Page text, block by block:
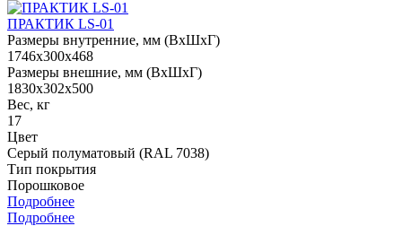
ПРАКТИК LS-01
Размеры внутренние, мм (ВхШхГ)
1746x300x468
Размеры внешние, мм (ВхШхГ)
1830x302x500
Вес, кг
17
Цвет
Серый полуматовый (RAL 7038)
Тип покрытия
Порошковое
Подробнее
Подробнее